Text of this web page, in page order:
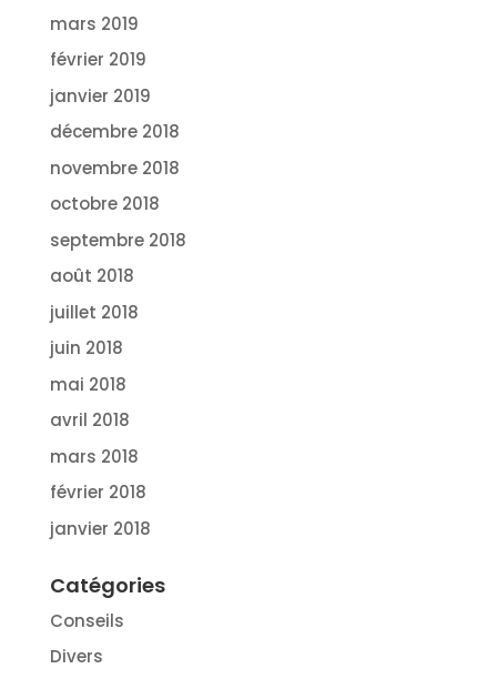
mars 2019
février 2019
janvier 2019
décembre 2018
novembre 2018
octobre 2018
septembre 2018
août 2018
juillet 2018
juin 2018
mai 2018
avril 2018
mars 2018
février 2018
janvier 2018
Catégories
Conseils
Divers